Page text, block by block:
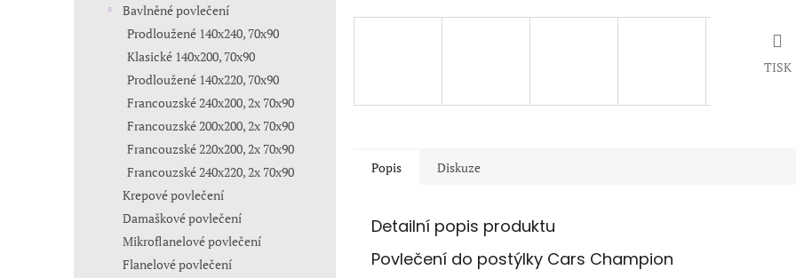
Bavlněné povlečení
Prodloužené 140x240, 70x90
Klasické 140x200, 70x90
Prodloužené 140x220, 70x90
Francouzské 240x200, 2x 70x90
Francouzské 200x200, 2x 70x90
Francouzské 220x200, 2x 70x90
Francouzské 240x220, 2x 70x90
Krepové povlečení
Damaškové povlečení
Mikroflanelové povlečení
Flanelové povlečení
TISK
Popis Diskuze
Detailní popis produktu
Povlečení do postýlky Cars Champion